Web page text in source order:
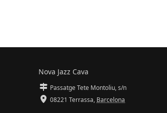
Nova Jazz Cava
Passatge Tete Montoliu, s/n
08221 Terrassa, Barcelona